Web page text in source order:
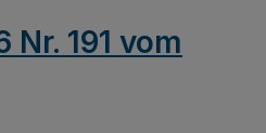
Nr. 191 vom